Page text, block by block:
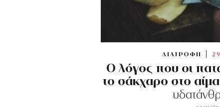
ΔΙΑΤΡΟΦΗ
Ο λόγος που οι
το σάκχαρο στο αίμα